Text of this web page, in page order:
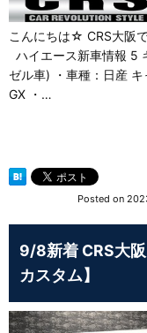
こんにちは☆ CRS大阪
ハイエース新車情報 5
ゼル車) ・車種：日産
GX ・…
Posted on
9/8新着 CRS大
カスタム】